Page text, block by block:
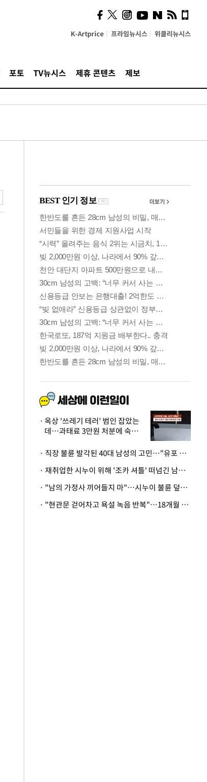
K-Artprice 프라임뉴시스 위클리뉴시스
포토 TV뉴시스 제휴 콘텐츠 제보
시, 스마트폰 액세서리에
NFC 더했다
옥상 '쓰레기 테러' 범인 잡았는
데…과태료 3만원 처분에 숙박업
· 직장 불륜 발각된 40대 남성의 고민…"유포 동료 명예훼손·협박죄 고소 가능할까"
· 재취업한 시누이 위해 '조카 셔틀' 떠넘긴 남편…아내 "난 못한다"
· "남의 가정사 끼어들지 마"…시누이 불륜 덮으려는 남편에 억울한 아내
· "현관문 걷어차고 욕설 녹음 반복"…18개월 아기 키우는 집 뒤흔든 '앞집의 비극'